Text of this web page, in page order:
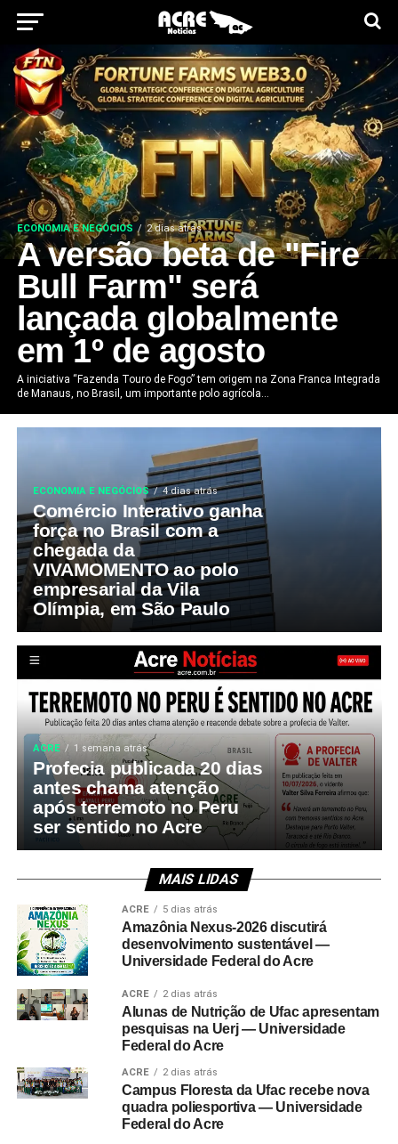
ECONOMIA E NEGÓCIOS 2 dias atrás
A versão beta de "Fire
Bull Farm" será
lançada globalmente
em 1º de agosto
A iniciativa “Fazenda Touro de Fogo” tem origem na Zona Franca Integrada
de Manaus, no Brasil, um importante polo agrícola...
ECONOMIA E NEGÓCIOS 4 dias atrás
Comércio Interativo ganha
força no Brasil com a
chegada da
VIVAMOMENTO ao polo
empresarial da Vila
Olímpia, em São Paulo
ACRE 1 semana atrás
Profecia publicada 20 dias
antes chama atenção
após terremoto no Peru
ser sentido no Acre
MAIS LIDAS
ACRE 5 dias atrás
Amazônia Nexus-2026 discutirá
desenvolvimento sustentável —
Universidade Federal do Acre
ACRE 2 dias atrás
Alunas de Nutrição de Ufac apresentam
pesquisas na Uerj — Universidade
Federal do Acre
ACRE 2 dias atrás
Campus Floresta da Ufac recebe nova
quadra poliesportiva — Universidade
Federal do Acre